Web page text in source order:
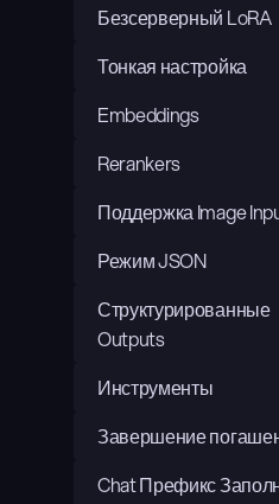
Безсерверный LoRA
Тонкая настройка
Embeddings
Rerankers
Поддержка Image
Режим JSON
Структурированные
Outputs
Инструменты
Завершение
Chat Префикс